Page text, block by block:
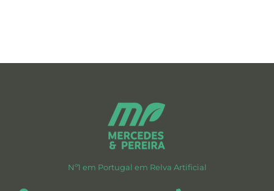
Nº1 em Portugal em Relva Artificial